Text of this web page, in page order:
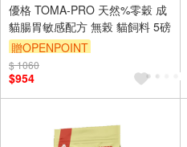
優格 TOMA-PRO 天然%零穀 成
貓腸胃敏感配方 無榖 貓飼料 5磅
贈OPENPOINT
$ 1060
$954